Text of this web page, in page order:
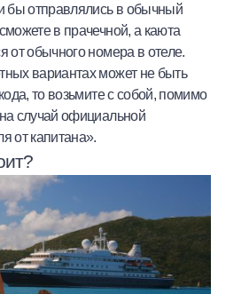
бы отправлялись в обычный
в прачечной, а каюта
от обычного номера в отеле.
вариантах может не быть
то возьмите с собой, помимо
случай официальной
от капитана».